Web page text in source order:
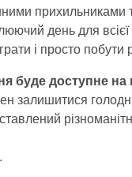
прихильниками
день для
і просто побути
буде доступне на
залишитися